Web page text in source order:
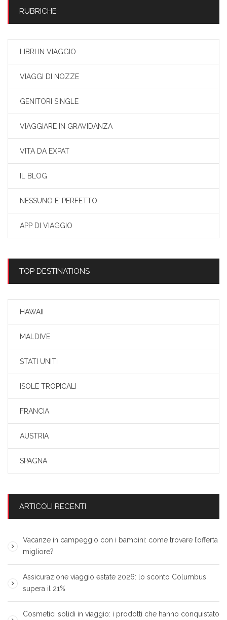
RUBRICHE
LIBRI IN VIAGGIO
VIAGGI DI NOZZE
GENITORI SINGLE
VIAGGIARE IN GRAVIDANZA
VITA DA EXPAT
IL BLOG
NESSUNO E’ PERFETTO
APP DI VIAGGIO
TOP DESTINATIONS
HAWAII
MALDIVE
STATI UNITI
ISOLE TROPICALI
FRANCIA
AUSTRIA
SPAGNA
ARTICOLI RECENTI
Vacanze in campeggio con i bambini: come trovare l’offerta
migliore?
Assicurazione viaggio estate 2026: lo sconto Columbus
supera il 21%
Cosmetici solidi in viaggio: i prodotti che hanno conquistato